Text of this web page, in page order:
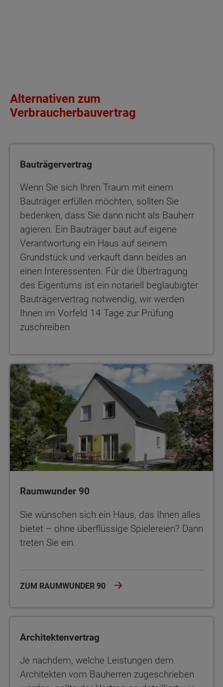
Alternativen zum
Verbraucherbauvertrag
Bauträgervertrag
Wenn Sie sich Ihren Traum mit einem
Bauträger erfüllen möchten, sollten Sie
bedenken, dass Sie dann nicht als Bauherr
agieren. Ein Bauträger baut auf eigene
Verantwortung ein Haus auf seinem
Grundstück und verkauft dann beides an
einen Interessenten. Für die Übertragung
des Eigentums ist ein notariell beglaubigter
Bauträgervertrag notwendig, wir werden
Ihnen im Vorfeld 14 Tage zur Prüfung
zuschreiben
Raumwunder 90
Raumwunder 90
Sie wünschen sich ein Haus, das Ihnen alles
bietet – ohne überflüssige Spielereien? Dann
treten Sie ein.
ZUM RAUMWUNDER 90
Architektenvertrag
Je nachdem, welche Leistungen dem
Architekten vom Bauherren zugeschrieben